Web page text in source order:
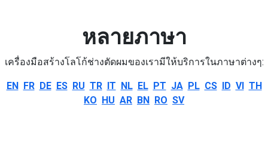
หลายภาษา
เครื่องมือสร้างโลโก้ช่างตัดผมของเรามีให้บริการในภาษาต่างๆ:
EN FR DE ES RU TR IT NL EL PT JA PL CS ID VI TH
KO HU AR BN RO SV